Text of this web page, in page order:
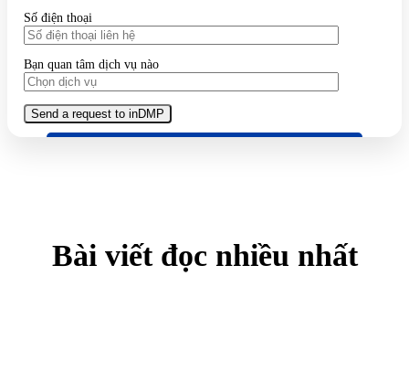
Số điện thoại
Bạn quan tâm dịch vụ nào
Bài viết đọc nhiều nhất